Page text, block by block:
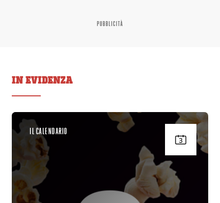
PUBBLICITÀ
IN EVIDENZA
IL CALENDARIO